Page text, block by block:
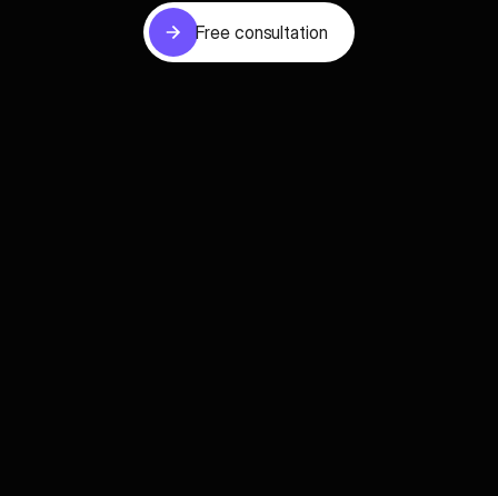
Free consultation